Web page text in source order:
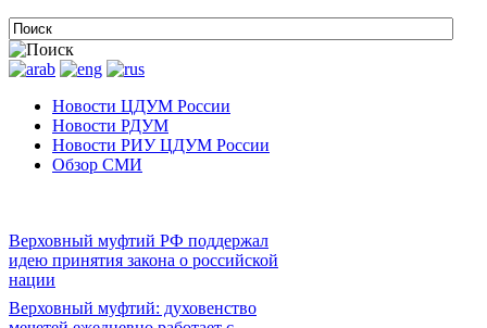
Новости ЦДУМ России
Новости РДУМ
Новости РИУ ЦДУМ России
Обзор СМИ
Верховный муфтий РФ поддержал
идею принятия закона о российской
нации
Верховный муфтий: духовенство